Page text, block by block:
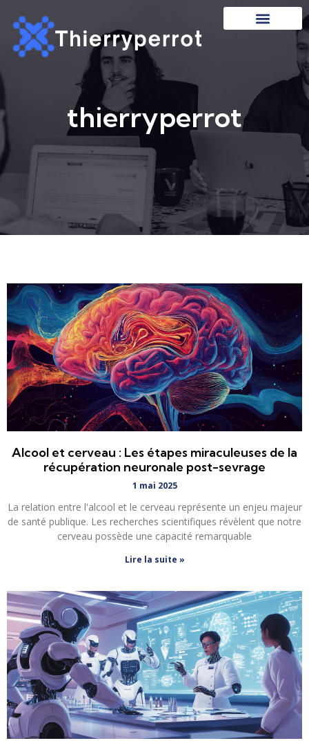
thierryperrot
Alcool et cerveau : Les étapes miraculeuses de la
récupération neuronale post-sevrage
1 mai 2025
La relation entre l'alcool et le cerveau représente un enjeu majeur
de santé publique. Les recherches scientifiques révèlent que notre
cerveau possède une capacité remarquable
Lire la suite »